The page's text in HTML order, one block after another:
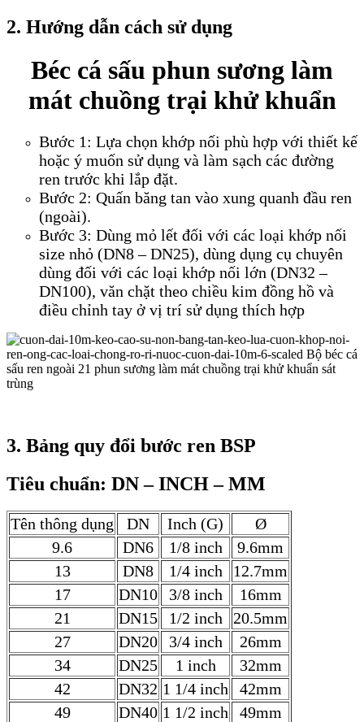
2. Hướng dẫn cách sử dụng
Béc cá sấu phun sương làm
mát chuồng trại khử khuẩn
Bước 1: Lựa chọn khớp nối phù hợp với thiết kế
hoặc ý muốn sử dụng và làm sạch các đường
ren trước khi lắp đặt.
Bước 2: Quấn băng tan vào xung quanh đầu ren
(ngoài).
Bước 3: Dùng mỏ lết đối với các loại khớp nối
size nhỏ (DN8 – DN25), dùng dụng cụ chuyên
dùng đối với các loại khớp nối lớn (DN32 –
DN100), văn chặt theo chiều kim đồng hồ và
điều chỉnh tay ở vị trí sử dụng thích hợp
3. Bảng quy đổi bước ren BSP
Tiêu chuẩn: DN – INCH – MM
Tên thông dụng DN Inch (G)
Ø
9.6
DN6 1/8 inch
9.6mm
13
DN8 1/4 inch
12.7mm
17
DN10 3/8 inch
16mm
21
DN15 1/2 inch
20.5mm
27
DN20 3/4 inch
26mm
34
DN25 1 inch
32mm
42
DN32 1 1/4 inch
42mm
49
DN40 1 1/2 inch
49mm